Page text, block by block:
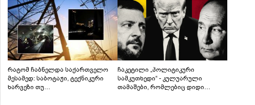
რატომ ჩაბნელდა საქართველო
მესამედ: საბოტაჟი, ტექნიკური
ხარვეზი თუ
ჩაკეტილი „პოლიტიკური
სამკუთხედი“ - კულუარული
თამაშები, რომლებიც დიდი